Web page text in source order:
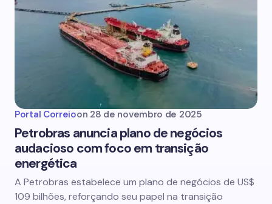
Portal Correioon 28 de novembro de 2025
Petrobras anuncia plano de negócios
audacioso com foco em transição
energética
A Petrobras estabelece um plano de negócios de US$
109 bilhões, reforçando seu papel na transição